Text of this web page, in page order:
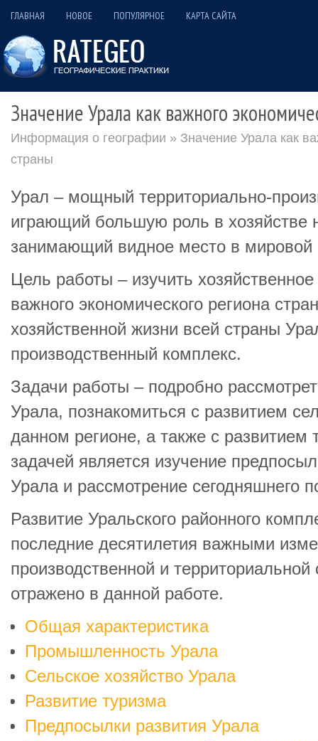
ГЛАВНАЯ НОВОЕ ПОПУЛЯРНОЕ КАРТА САЙТА
Значение Урала как важного
Информация о географии » Значение Урала как
страны
Урал – мощный территориально-
играющий большую роль в хозяйстве
занимающий видное место в мировой
Цель работы – изучить
важного экономического региона
хозяйственной жизни всей страны
производственный комплекс.
Задачи работы – подробно
Урала, познакомиться с развитием
данном регионе, а также с
задачей является изучение
Урала и рассмотрение сегодняшнего
Развитие Уральского районного
последние десятилетия важными
производственной и территориальной
отражено в данной работе.
Общая характеристика
Промышленность Урала
Сельское хозяйство Урала
Развитие туризма
Предпосылки развития Урала